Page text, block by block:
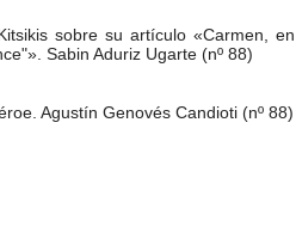
sobre su artículo «Carmen, en
Sabin Aduriz Ugarte (nº 88)
Agustín Genovés Candioti (nº 88)